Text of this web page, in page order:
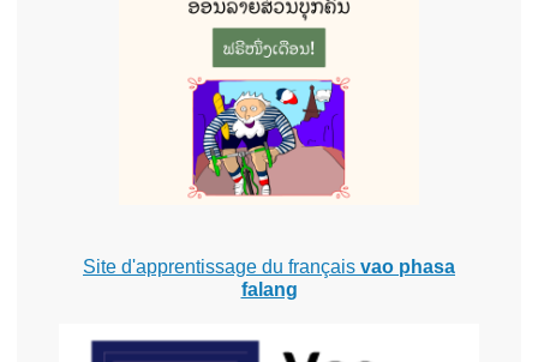
Site d'apprentissage du français vao phasa
falang